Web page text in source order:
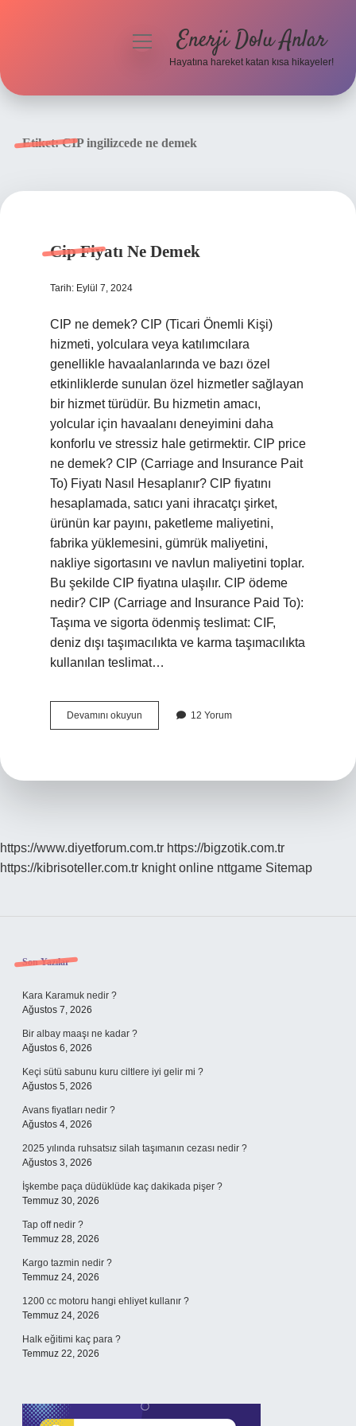
menüyüEnerji Dolu Anlar
Hayatına hareket katan kısa hikayeler!
Etiket:CIP ingilizcede ne demek
Cip Fiyatı Ne Demek
Tarih: Eylül 7, 2024
CIP ne demek? CIP (Ticari Önemli Kişi)
hizmeti, yolculara veya katılımcılara
genellikle havaalanlarında ve bazı özel
etkinliklerde sunulan özel hizmetler sağlayan
bir hizmet türüdür. Bu hizmetin amacı,
yolcular için havaalanı deneyimini daha
konforlu ve stressiz hale getirmektir. CIP price
ne demek? CIP (Carriage and Insurance Pait
To) Fiyatı Nasıl Hesaplanır? CIP fiyatını
hesaplamada, satıcı yani ihracatçı şirket,
ürünün kar payını, paketleme maliyetini,
fabrika yüklemesini, gümrük maliyetini,
nakliye sigortasını ve navlun maliyetini toplar.
Bu şekilde CIP fiyatına ulaşılır. CIP ödeme
nedir? CIP (Carriage and Insurance Paid To):
Taşıma ve sigorta ödenmiş teslimat: CIF,
deniz dışı taşımacılıkta ve karma taşımacılıkta
kullanılan teslimat…
Devamını okuyun
Fiyatı
12 Yorum
https://www.diyetforum.com.tr https://bigzotik.com.tr
https://kibrisoteller.com.tr knight online nttgame Sitemap
Sidebar
Son Yazılar
Kara Karamuk nedir ?
Ağustos 7, 2026
Bir albay maaşı ne kadar ?
Ağustos 6, 2026
Keçi sütü sabunu kuru ciltlere iyi gelir mi ?
Ağustos 5, 2026
Avans fiyatları nedir ?
Ağustos 4, 2026
2025 yılında ruhsatsız silah taşımanın cezası nedir ?
Ağustos 3, 2026
İşkembe paça düdüklüde kaç dakikada pişer ?
Temmuz 30, 2026
Tap off nedir ?
Temmuz 28, 2026
Kargo tazmin nedir ?
Temmuz 24, 2026
1200 cc motoru hangi ehliyet kullanır ?
Temmuz 24, 2026
Halk eğitimi kaç para ?
Temmuz 22, 2026